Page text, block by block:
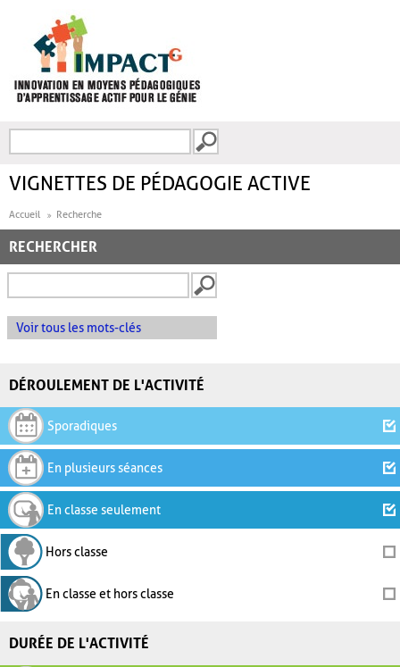
FORMULAIRE DE
VIGNETTES DE PÉDAGOGIE ACTIVE
Accueil Recherche
RECHERCHER
Voir tous les mots-clés
DÉROULEMENT DE L'ACTIVITÉ
Sporadiques
En plusieurs séances
En classe seulement
Hors classe
En classe et hors classe
DURÉE DE L'ACTIVITÉ